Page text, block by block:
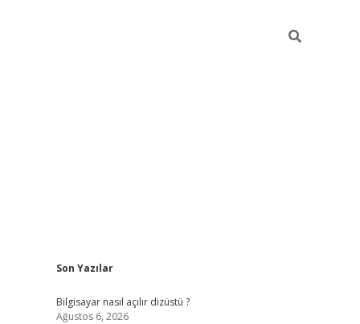
Sidebar
Son Yazılar
Bilgisayar nasıl açılır dizüstü ?
Ağustos 6, 2026